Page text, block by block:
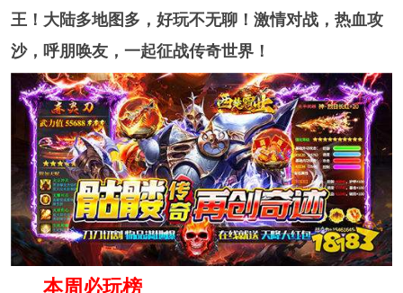
王！大陆多地图多，好玩不无聊！激情对战，热血攻
沙，呼朋唤友，一起征战传奇世界！
本周必玩榜